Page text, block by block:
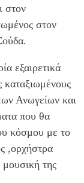
στον
στον
εξαιρετικά
καταξιωμένους
Ανωγείων και
που θα
κόσμου με το
,ορχήστρα
της